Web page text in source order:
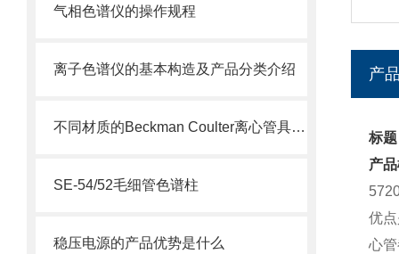
气相色谱仪的操作规程
离子色谱仪的基本构造及产品分类介绍
不同材质的Beckman Coulter离心管具有不同的使用特性
SE-54/52毛细管色谱柱
稳压电源的产品优势是什么
产
标
产
优
心